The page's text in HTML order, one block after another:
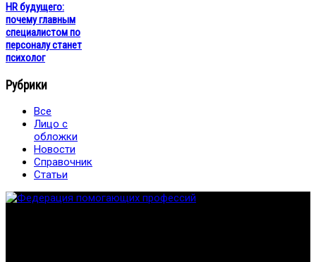
HR будущего:
почему главным
специалистом по
персоналу станет
психолог
Рубрики
Все
Лицо с
обложки
Новости
Справочник
Статьи